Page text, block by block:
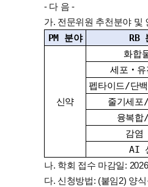
- 다 음 -
가. 전문위원 추천분야 및
PM 분야 RB
신약
화합
세포 ‧
펩타이드/단
줄기세포
융복합
감염
AI
나. 학회 접수 마감일:
다. 신청방법: (붙임2) 양